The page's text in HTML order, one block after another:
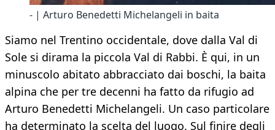
- | Arturo Benedetti Michelangeli in baita
Siamo nel Trentino occidentale, dove dalla Val di
Sole si dirama la piccola Val di Rabbi. È qui, in un
minuscolo abitato abbracciato dai boschi, la baita
alpina che per tre decenni ha fatto da rifugio ad
Arturo Benedetti Michelangeli. Un caso particolare
ha determinato la scelta del luogo. Sul finire degli